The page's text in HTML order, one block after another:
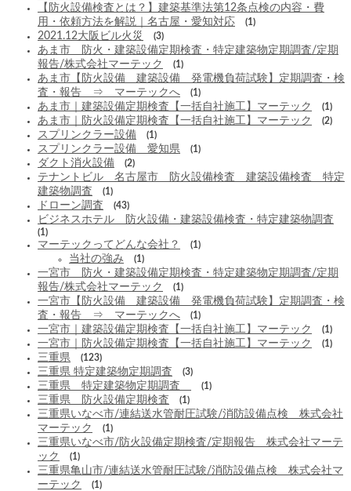
【防火設備検査とは？】建築基準法第12条点検の内容・費
用・依頼方法を解説｜名古屋・愛知対応
(1)
2021.12大阪ビル火災 (3)
あま市 防火・建築設備定期検査・特定建築物定期調査/定期
報告/株式会社マーテック
(1)
あま市【防火設備 建築設備 発電機負荷試験】定期調査・検
査・報告 ⇒ マーテックへ
(1)
あま市｜建築設備定期検査【一括自社施工】マーテック (1)
あま市｜防火設備定期検査【一括自社施工】マーテック (2)
スプリンクラー設備 (1)
スプリンクラー設備 愛知県 (1)
ダクト消火設備 (2)
テナントビル 名古屋市 防火設備検査 建築設備検査 特定
建築物調査
(1)
ドローン調査 (43)
ビジネスホテル 防火設備・建築設備検査・特定建築物調査
(1)
マーテックってどんな会社？ (1)
当社の強み (1)
一宮市 防火・建築設備定期検査・特定建築物定期調査/定期
報告/株式会社マーテック
(1)
一宮市【防火設備 建築設備 発電機負荷試験】定期調査・検
査・報告 ⇒ マーテックへ
(1)
一宮市｜建築設備定期検査【一括自社施工】マーテック (1)
一宮市｜防火設備定期検査【一括自社施工】マーテック (1)
三重県 (123)
三重県 特定建築物定期調査 (3)
三重県 特定建築物定期調査 (1)
三重県 防火設備定期検査 (1)
三重県いなべ市/連結送水管耐圧試験/消防設備点検 株式会社
マーテック
(1)
三重県いなべ市/防火設備定期検査/定期報告 株式会社マーテ
ック
(1)
三重県亀山市/連結送水管耐圧試験/消防設備点検 株式会社マ
ーテック
(1)